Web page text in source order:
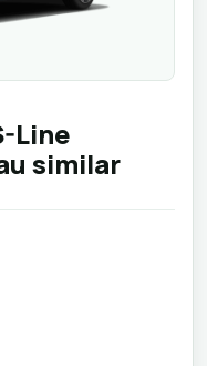
Line
similar